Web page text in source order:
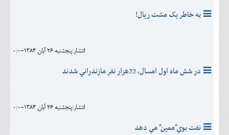
به خاطر يک مشت ريال!
انتشار:پنجشنبه 26 آبان 1384-0:0
در شش ماه اول امسال، 22هزار نفر مازندراني شدند
انتشار:پنجشنبه 26 آبان 1384-0:0
نفت بوي"معين" مي دهد